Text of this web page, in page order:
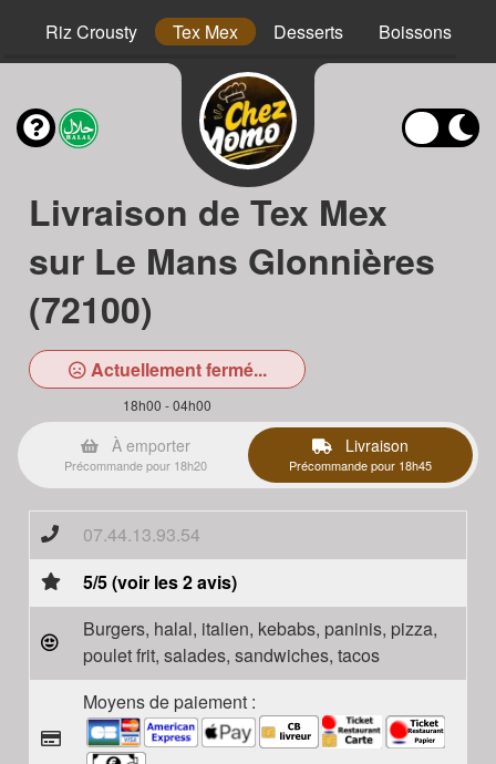
Riz Crousty Tex Mex Desserts Boissons
Livraison de Tex Mex
sur Le Mans Glonnières
(72100)
Actuellement fermé...
18h00 - 04h00
À emporter
Précommande pour 18h20
Livraison
Précommande pour 18h45
07.44.13.93.54
5/5 (voir les 2 avis)
Burgers, halal, italien, kebabs, paninis, pizza,
poulet frit, salades, sandwiches, tacos
Moyens de paiement :